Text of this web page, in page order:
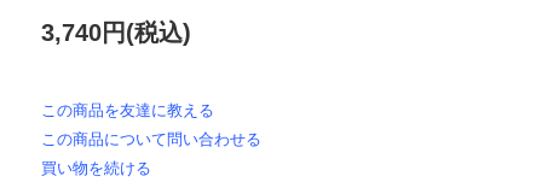
3,740円(税込)
この商品を友達に教える
この商品について問い合わせる
買い物を続ける